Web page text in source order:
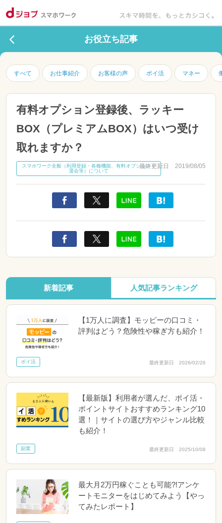
お役立ち記事
すべて お仕事紹介 お客様の声 ポイ活 マネー
有料オプション登録後、ラッキー
BOX（プレミアムBOX）はいつ受け
取れますか？
最終更新日 2019/08/05
スマホワーク全般（利用登録・各種機能、有料オプション・
退会等）について
新着記事 人気記事ランキング
【1万人に調査】モッピーの口コミ・
評判はどう？危険性や稼ぎ方も紹介！
ポイ活 最終更新日 2026/02/26
【最新版】利用者が選んだ、ポイ活・
ポイントサイトおすすめランキング10
選！｜サイトの選び方やジャンル比較
も紹介！
副業 最終更新日 2025/10/08
最大月2万円稼ぐことも可能?!アンケ
ートモニターをはじめてみよう【やっ
てみたレポート】